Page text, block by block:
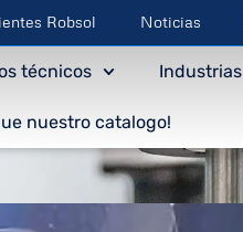
Robsol Noticias
técnicos Industrias
nuestro catalogo!